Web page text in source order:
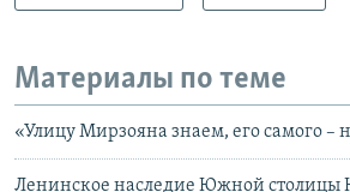
Материалы по теме
«Улицу Мирзояна знаем, его самого –
Ленинское наследие Южной столицы